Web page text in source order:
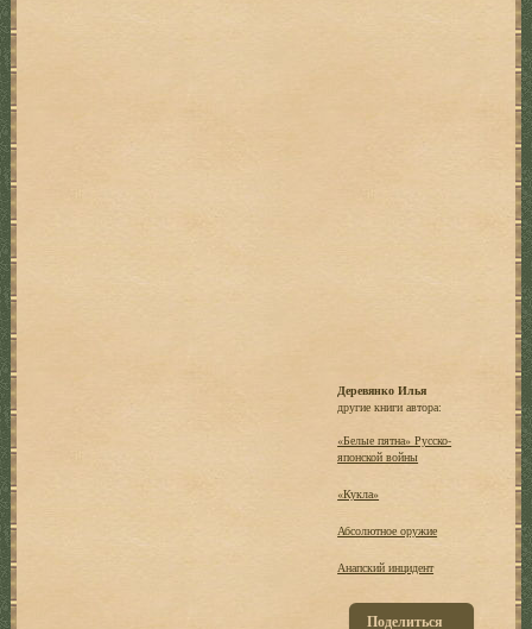
Деревянко Илья
другие книги автора:
«Белые пятна» Русско-
японской войны
«Кукла»
Абсолютное оружие
Анапский инцидент
Поделиться